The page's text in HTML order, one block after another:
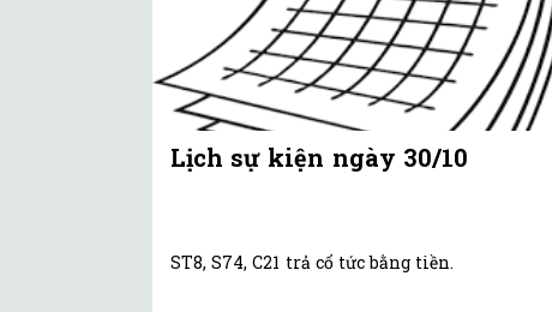
Lịch sự kiện ngày 30/10
ST8, S74, C21 trả cổ tức bằng tiền.